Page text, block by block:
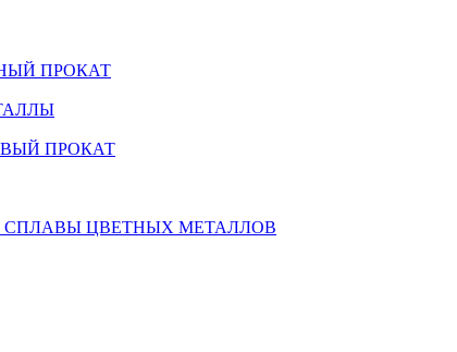
ПРОКАТ
ПРОКАТ
СПЛАВЫ ЦВЕТНЫХ МЕТАЛЛОВ